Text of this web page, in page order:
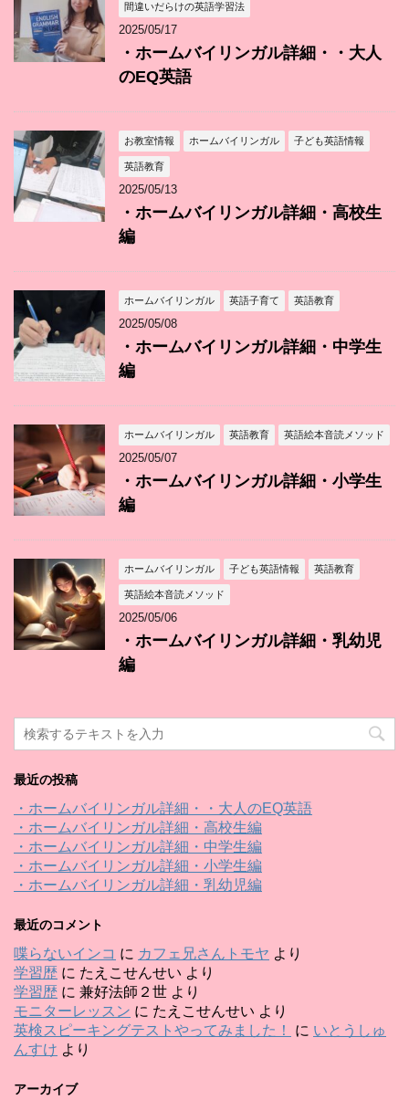
間違いだらけの英語学習法
2025/05/17
・ホームバイリンガル詳細・・大人
のEQ英語
お教室情報 ホームバイリンガル 子ども英語情報
英語教育
2025/05/13
・ホームバイリンガル詳細・高校生
編
ホームバイリンガル 英語子育て 英語教育
2025/05/08
・ホームバイリンガル詳細・中学生
編
ホームバイリンガル 英語教育 英語絵本音読メソッド
2025/05/07
・ホームバイリンガル詳細・小学生
編
ホームバイリンガル 子ども英語情報 英語教育
英語絵本音読メソッド
2025/05/06
・ホームバイリンガル詳細・乳幼児
編
最近の投稿
・ホームバイリンガル詳細・・大人のEQ英語
・ホームバイリンガル詳細・高校生編
・ホームバイリンガル詳細・中学生編
・ホームバイリンガル詳細・小学生編
・ホームバイリンガル詳細・乳幼児編
最近のコメント
喋らないインコ に カフェ兄さんトモヤ より
学習歴 に たえこせんせい より
学習歴 に 兼好法師２世 より
モニターレッスン に たえこせんせい より
英検スピーキングテストやってみました！
に いとうしゅ
んすけ より
アーカイブ